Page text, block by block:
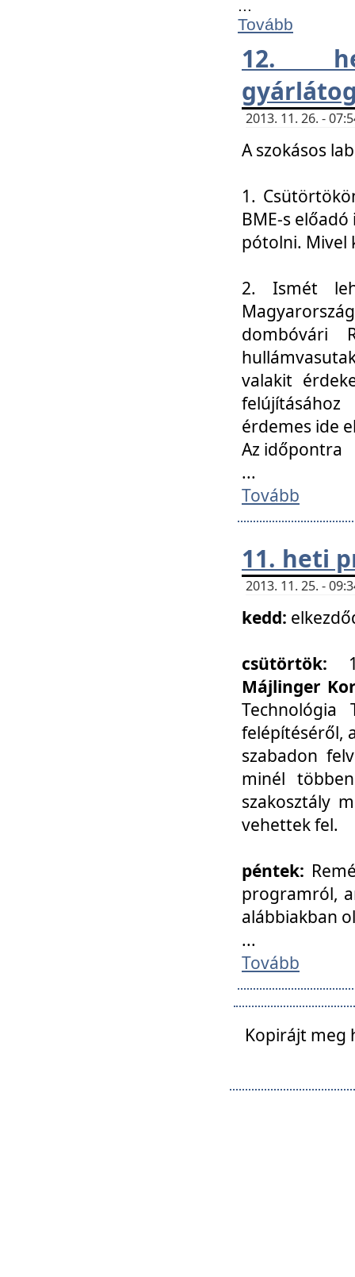
...
Tovább
12.
2013. 11. 26. -
A szokásos
1.
BME-s
pótolni. Mivel
2. Ismét
dombóvári
valakit
érdemes ide
Az időpontra
...
Tovább
11. heti
2013. 11. 25. -
kedd:
csütörtök:
Májlinger
Technológia
felépítéséről,
szabadon
minél
szakosztály
vehettek fel.
péntek:
programról,
alábbiakban
...
Tovább
Kopirájt meg